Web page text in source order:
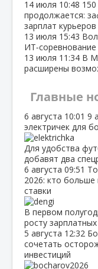
14 июля 10:48
продолжается:
зарплат курьеров
13 июля 15:43
ИТ‑соревнование
13 июля 11:34 В
расширены
Главные
6 августа 10:01 9
электричек для
Для удобства
добавят два
6 августа 09:51
2026: кто больше
ставки
В первом
росту
5 августа 12:32
сочетать
инвестиций